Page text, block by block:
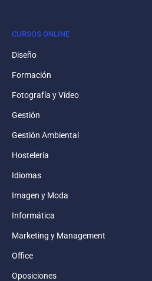
CURSOS ONLINE
Diseño
Formación
Fotografía y Vídeo
Gestión
Gestión Ambiental
Hostelería
Idiomas
Imagen y Moda
Informática
Marketing y Management
Office
Oposiciones